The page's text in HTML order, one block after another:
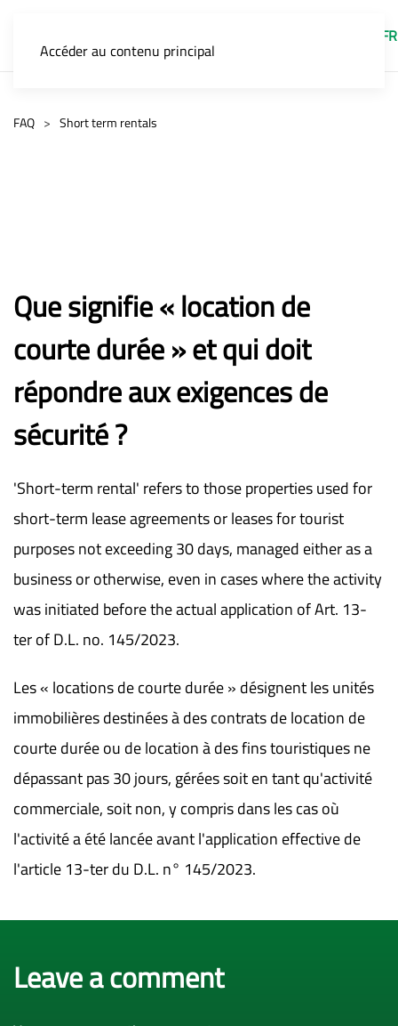
Accéder au contenu principal
FR
FAQ Short term rentals
Que signifie « location de
courte durée » et qui doit
répondre aux exigences de
sécurité ?
'Short-term rental' refers to those properties used for
short-term lease agreements or leases for tourist
purposes not exceeding 30 days, managed either as a
business or otherwise, even in cases where the activity
was initiated before the actual application of Art. 13-
ter of D.L. no. 145/2023.
Les « locations de courte durée » désignent les unités
immobilières destinées à des contrats de location de
courte durée ou de location à des fins touristiques ne
dépassant pas 30 jours, gérées soit en tant qu'activité
commerciale, soit non, y compris dans les cas où
l'activité a été lancée avant l'application effective de
l'article 13-ter du D.L. n° 145/2023.
Leave a comment